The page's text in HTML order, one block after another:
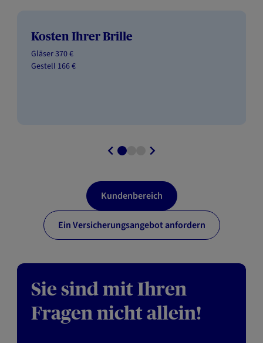
Kosten Ihrer Brille
Gläser 370 €
Gestell 166 €​
Kundenbereich
Ein Versicherungsangebot anfordern
Sie sind mit Ihren
Fragen nicht allein!